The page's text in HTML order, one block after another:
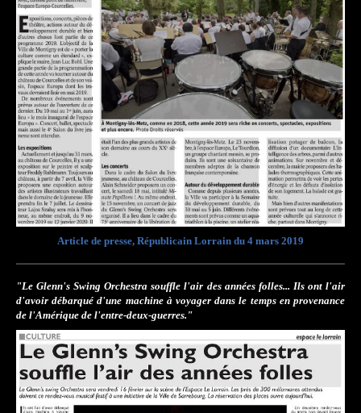
Article de presse, Républicain Lorrain du 4 mars 2019
"Le Glenn's Swing Orchestra souffle l'air des années folles... Ils ont l'air
d'avoir débarqué d'une machine à voyager dans le temps en provenance
de l'Amérique de l'entre-deux-guerres."